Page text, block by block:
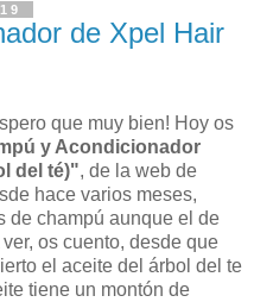
de Xpel Hair
que muy bien! Hoy os
y Acondicionador
del té)", de la web de
hace varios meses,
de champú aunque el de
os cuento, desde que
el aceite del árbol del te
tiene un montón de